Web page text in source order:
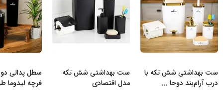
ست بهداشتی شش تکه با
درب آرام‌بند دوحا ...
ست بهداشتی شش تکه
مدل اقتصادی
سطل پدالی
فرچه